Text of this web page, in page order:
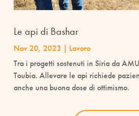
Le api di Bashar
Nov 20, 2023 | Lavoro
Tra i progetti sostenuti in Siria da
Toubia. Allevare le api richiede
anche una buona dose di ottimismo.